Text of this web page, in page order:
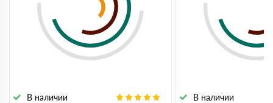
В наличии В наличии